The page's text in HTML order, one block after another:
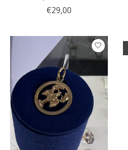
€29,00